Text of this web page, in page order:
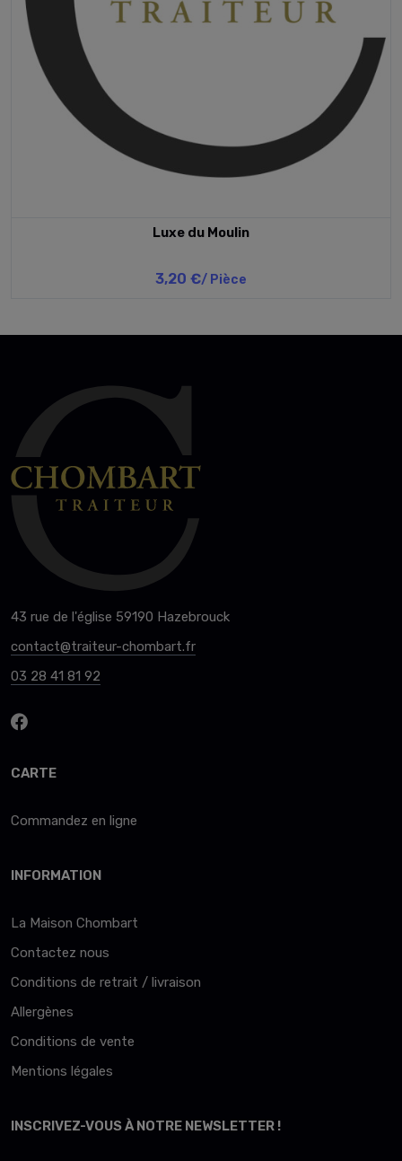
Luxe du Moulin
3,20 €/ Pièce
43 rue de l'église 59190 Hazebrouck
contact@traiteur-chombart.fr
03 28 41 81 92
CARTE
Commandez en ligne
INFORMATION
La Maison Chombart
Contactez nous
Conditions de retrait / livraison
Allergènes
Conditions de vente
Mentions légales
INSCRIVEZ-VOUS À NOTRE NEWSLETTER !